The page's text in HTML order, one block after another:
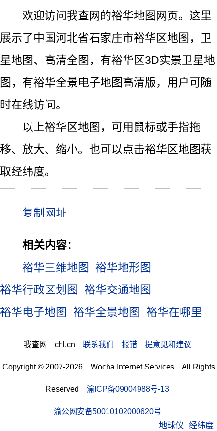
地球仪 经纬度
欢迎访问我查网的裕华地图网页。这里
展示了中国河北省石家庄市裕华区地图，卫
星地图、高清全图，有裕华区3D实景卫星地
图，有裕华全景电子地图高清版，用户可随
时在线访问。
以上裕华区地图，可用鼠标或手指拖
移、放大、缩小。也可以点击裕华区地图获
取经纬度。
相关内容：
裕华三维地图
裕华地形图
裕华行政区划图
裕华交通地图
裕华电子地图
裕华全景地图 裕华在哪里
我查网 chl.cn 联系我们 报错 提意见和建议
Copyright © 2007-2026 Wocha Internet Services All Rights
Reserved 渝ICP备09004988号-13
渝公网安备50010102000620号